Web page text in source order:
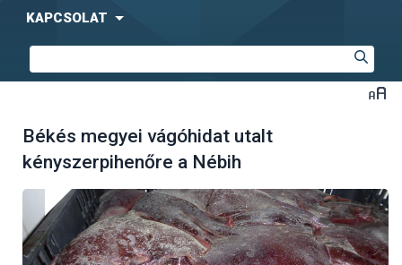
KAPCSOLAT
Békés megyei vágóhidat utalt
kényszerpihenőre a Nébih